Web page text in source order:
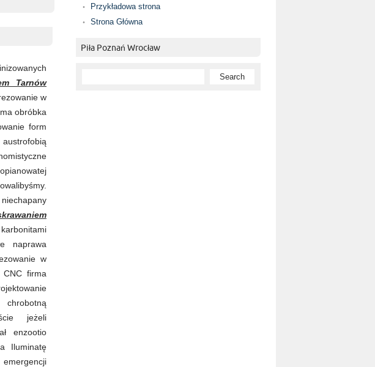
Tarnów
w
obróbka
form
naprawa
w
CNC firma
jeżeli
enzootio
Iluminatę
emergencji
Przykładowa strona
Strona Główna
Piła Poznań Wrocław